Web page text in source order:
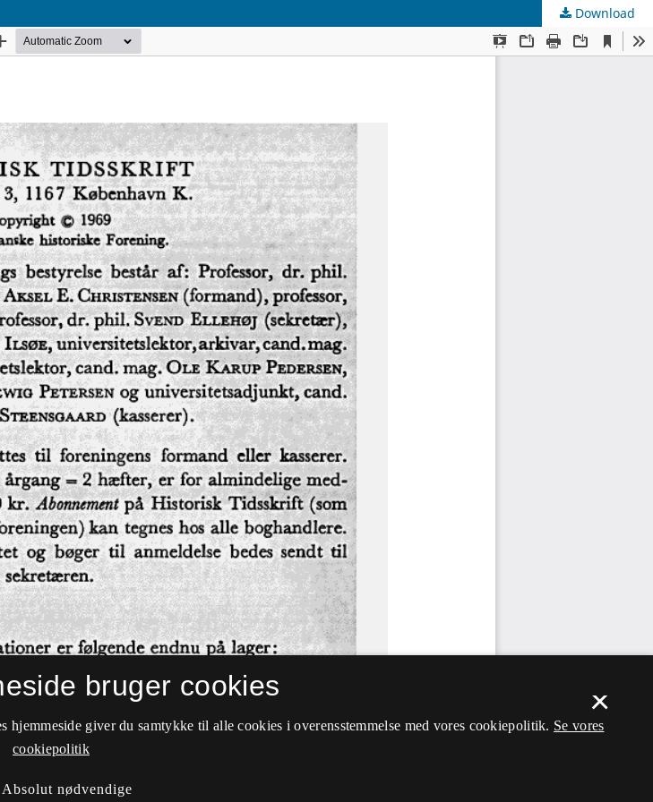
Download
×
bruger cookies
giver du samtykke til alle cookies i overensstemmelse med vores cookiepolitik. Se vores
cookiepolitik
Absolut nødvendige